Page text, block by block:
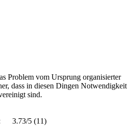
Problem vom Ursprung organisierter
dass in diesen Dingen Notwendigkeit
sind.
3.73/5 (11)